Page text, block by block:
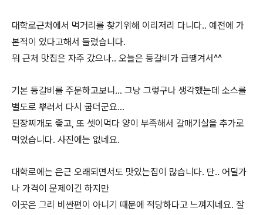
대학로근처에서 먹거리를 찾기위해 이리저리 다니다.. 예전에 가
본적이 있다고해서 들렀습니다.
뭐 근처 맛집은 자주 갔으나.. 오늘은 등갈비가 급땡겨서^^
기본 등갈비를 주문하고보니... 그냥 그렇구나 생각했는데 소스를
별도로 뿌려서 다시 굽더군요...
된장찌개도 좋고, 또 셋이먹다 양이 부족해서 갈매기살을 추가로
먹었습니다. 사진에는 없네요.
대학로에는 은근 오래되면서도 맛있는집이 많습니다. 단.. 어딜가
나 가격이 문제이긴 하지만
이곳은 그리 비싼편이 아니기 때문에 적당하다고 느껴지네요. 잘